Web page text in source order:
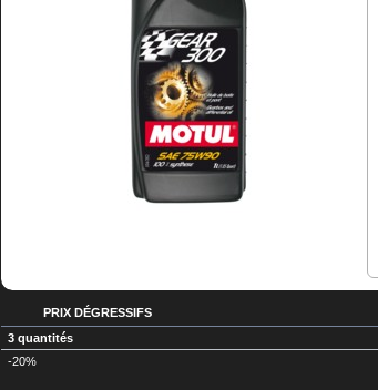
PRIX DÉGRESSIFS
3 quantités
-20%